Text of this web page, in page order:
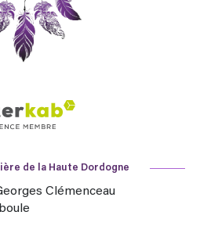
de la Haute Dordogne
Clémenceau